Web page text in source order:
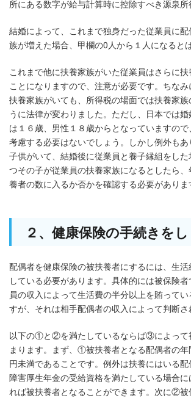
所にある数字が給与計算時に控除すべき源泉所
結婚によって、これまで独身だった従業員に
族が増えた場合、甲欄の0人から１人になると
これまで他に扶養家族がいた従業員はさらに
ことになりますので、注意が必要です。ちな
扶養家族がいても、所得税の場面では扶養家族
うに法律が変わりました。ただし、日本では
は１６歳、男性１８歳からとなっていますの
考慮する必要はないでしょう。しかし例外も
子供がいて、結婚後に従業員と養子縁組をし
つその子が従業員の扶養家族になるとしたら
養者の数に入るか否かを確認する必要がありま
２、健康保険の手続きをし
配偶者を健康保険の被扶養者にするには、生
している必要があります。具体的には被保険
員の収入によって生活費の半分以上を賄って
すが、それは相手配偶者の収入によって判断さ
以下の①と②を満たしているならば③によって
まります。まず、①被扶養者となる配偶者の
円未満であることです。例外は扶養にはいる
障害厚生年金の受給資格を満たしている場合
れば被扶養者となることができます。次に②被